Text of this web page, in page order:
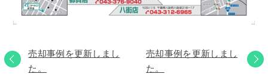
売却事例を更新しまし
た。
売却事例を更新しまし
た。